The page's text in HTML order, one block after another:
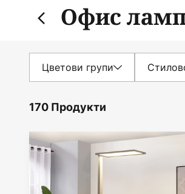
Офис
Цветови групи
170 Продукти